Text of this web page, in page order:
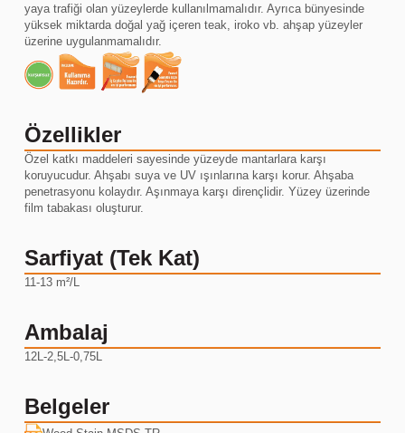
yaya trafiği olan yüzeylerde kullanılmamalıdır. Ayrıca bünyesinde
yüksek miktarda doğal yağ içeren teak, iroko vb. ahşap yüzeyler
üzerine uygulanmamalıdır.
Özellikler
Özel katkı maddeleri sayesinde yüzeyde mantarlara karşı
koruyucudur. Ahşabı suya ve UV ışınlarına karşı korur. Ahşaba
penetrasyonu kolaydır. Aşınmaya karşı dirençlidir. Yüzey üzerinde
film tabakası oluşturur.
Sarfiyat (Tek Kat)
11-13 m²/L
Ambalaj
12L-2,5L-0,75L
Belgeler